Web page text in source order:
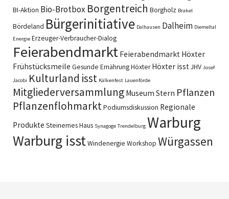
BI-Aktion Bio-Brotbox Borgentreich Borgholz Brakel
Bördeland Bürgerinitiative Dalhausen Dalheim Diemeltal
Energie Erzeuger-Verbraucher-Dialog
Feierabendmarkt Feierabendmarkt Höxter
Frühstücksmeile Gesunde ErnährungHöxter Höxter isstJHV Josef
Jacobi Kulturland isst Kälkenfest Lauenförde
Mitgliederversammlung Museum Stern Pflanzen
PflanzenflohmarktPodiumsdiskussion Regionale
Produkte Steinernes Haus Synagoge Trendelburg Warburg
Warburg isstWindenergie Workshop Würgassen